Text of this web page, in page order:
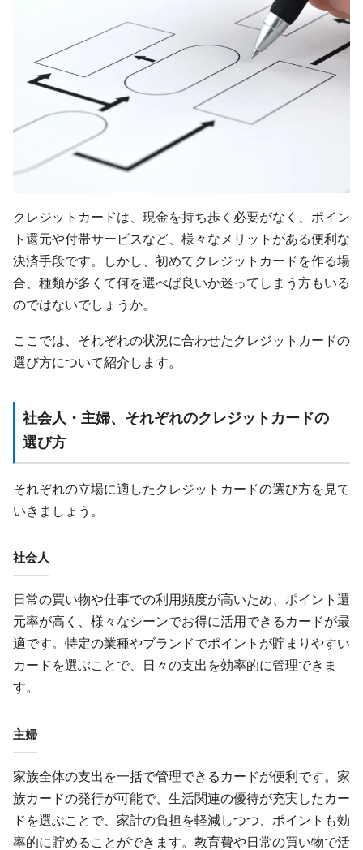
クレジットカードは、現金を持ち歩く必要がなく、ポイン
ト還元や付帯サービスなど、様々なメリットがある便利な
決済手段です。しかし、初めてクレジットカードを作る場
合、種類が多くて何を選べば良いか迷ってしまう方もいる
のではないでしょうか。
ここでは、それぞれの状況に合わせたクレジットカードの
選び方について紹介します。
社会人・主婦、それぞれのクレジットカードの
選び方
それぞれの立場に適したクレジットカードの選び方を見て
いきましょう。
社会人
日常の買い物や仕事での利用頻度が高いため、ポイント還
元率が高く、様々なシーンでお得に活用できるカードが最
適です。特定の業種やブランドでポイントが貯まりやすい
カードを選ぶことで、日々の支出を効率的に管理できま
す。
主婦
家族全体の支出を一括で管理できるカードが便利です。家
族カードの発行が可能で、生活関連の優待が充実したカー
ドを選ぶことで、家計の負担を軽減しつつ、ポイントも効
率的に貯めることができます。教育費や日常の買い物で活